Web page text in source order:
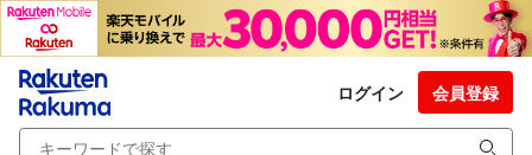
ログイン 会員登録